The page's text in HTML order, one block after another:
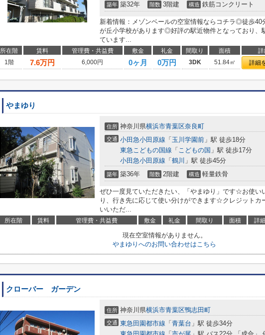
築年 築32年 階数 3階建 構造 鉄筋コンクリート
新着情報：メゾンベールの空室情報ならコチラ◎徒歩40
が丘小学校があります◎好評の駅近物件となっており、
ています...
所在階 賃料 管理費・共益費 敷金 礼金 間取り 面積 詳
1階
7.6万円 6,000円 0ヶ月 0万円 3DK 51.84㎡ 詳細
やまゆり
住所 神奈川県横浜市青葉区奈良町
交通 小田急小田原線 「 玉川学園前 」駅 徒歩18分
東急こどもの国線 「 こどもの国 」駅 徒歩17分
小田急小田原線 「 鶴川 」駅 徒歩45分
築年 築36年 階数 2階建 構造 軽量鉄骨
ぜひ一度見ていただきたい、「やまゆり」です☆お使い
り、行き先に応じて使い分けができます☆クレジットカ
いいただ...
所在階 賃料 管理費・共益費 敷金 礼金 間取り 面積 詳細
現在空室情報がありません。
やまゆりへのお問い合わせはこちら
クローバー ガーデン
住所 神奈川県横浜市青葉区鴨志田町
交通 東急田園都市線 「 青葉台 」駅 徒歩34分